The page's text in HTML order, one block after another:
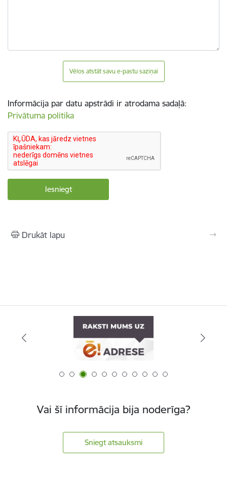
Vēlos atstāt savu e-pastu saziņai
Informācija par datu apstrādi ir atrodama sadaļā:
Privātuma politika
Drukāt lapu
Vai šī informācija bija noderīga?
Sniegt atsauksmi